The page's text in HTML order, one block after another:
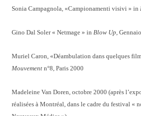
Sonia Campagnola, «Campionamenti visivi » in
Gino Dal Soler « Netmage » in Blow Up,
Muriel Caron, «Déambulation dans quelques
Mouvement n°8, Paris 2000
Madeleine Van Doren, octobre 2000 (après
réalisées à Montréal, dans le cadre du festival «